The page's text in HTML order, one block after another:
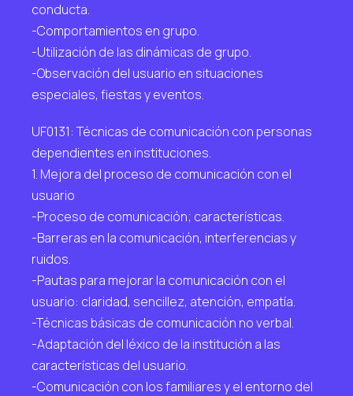
conducta.
-Comportamientos en grupo.
-Utilización de las dinámicas de grupo.
-Observación del usuario en situaciones
especiales, fiestas y eventos.
UF0131: Técnicas de comunicación con personas
dependientes en instituciones.
1. Mejora del proceso de comunicación con el
usuario
-Proceso de comunicación; características.
-Barreras en la comunicación, interferencias y
ruidos.
-Pautas para mejorar la comunicación con el
usuario: claridad, sencillez, atención, empatía.
-Técnicas básicas de comunicación no verbal.
-Adaptación del léxico de la institución a las
características del usuario.
-Comunicación con los familiares y el entorno del